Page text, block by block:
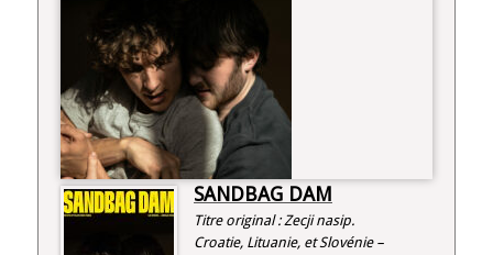
SANDBAG DAM
Titre original : Zecji nasip.
Croatie, Lituanie, et Slovénie –